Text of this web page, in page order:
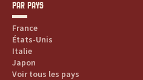
PAR PAYS
France
États-Unis
Italie
Japon
Voir tous les pays